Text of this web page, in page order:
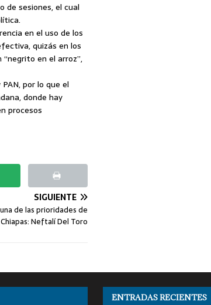
de sesiones, el cual
en el uso de los
quizás en los
en el arroz”,
por lo que el
donde hay
procesos
SIGUIENTE
de las prioridades de
Neftalí Del Toro
ENTRADAS RECIENTES